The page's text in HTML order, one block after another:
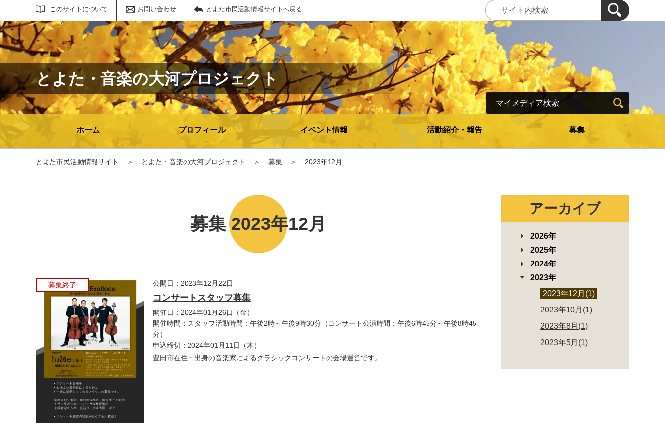
このサイトについて お問い合わせ とよた市民活動情報サイトへ戻る
サイト内検索
とよた・音楽の大河プロジェクト
ホーム プロフィール イベント情報 活動紹介・報告 募集
マイメディア検索
とよた市民活動情報サイト ＞ とよた・音楽の大河プロジェクト ＞ 募集 ＞ 2023年12月
募集 2023年12月
募集終了 公開日：2023年12月22日
コンサートスタッフ募集
開催日：2024年01月26日（金）
開催時間：スタッフ活動時間：午後2時～午後9時30分（コンサート公演時間：午後6時45分～午後8時45
分）
申込締切：2024年01月11日（木）
豊田市在住・出身の音楽家によるクラシックコンサートの会場運営です。
アーカイブ
2026年
2025年
2024年
2023年
2023年12月(1)
2023年10月(1)
2023年8月(1)
2023年5月(1)